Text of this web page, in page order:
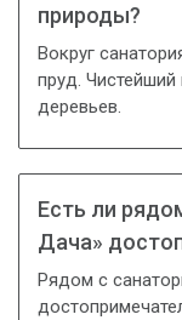
природы?
Вокруг
пруд.
деревьев.
Есть ли
Дача»
Рядом с